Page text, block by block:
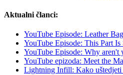
Aktualni članci:
YouTube Episode: Leather
YouTube Episode: This Part
YouTube Episode: Why aren't
YouTube epizoda: Meet the
Lightning Infill: Kako uštedjeti